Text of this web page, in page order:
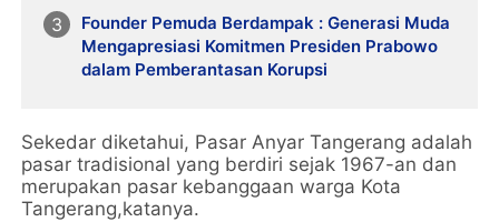
Founder Pemuda Berdampak : Generasi Muda
Mengapresiasi Komitmen Presiden Prabowo
dalam Pemberantasan Korupsi
Sekedar diketahui, Pasar Anyar Tangerang adalah
pasar tradisional yang berdiri sejak 1967-an dan
merupakan pasar kebanggaan warga Kota
Tangerang,katanya.